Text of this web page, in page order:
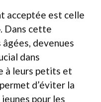
acceptée est celle
Dans cette
devenues
dans
à leurs petits et
d’éviter la
pour les